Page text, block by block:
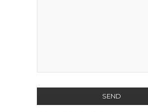
SEND